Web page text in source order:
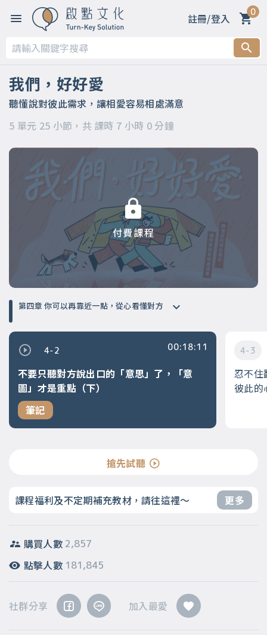
註冊/登入 0
我們，好好愛
聽懂說對彼此需求，讓相愛容易相處滿意
5 單元 25 小節，共 課時 7 小時 0 分鐘
付費課程
第一章 為何恆溫的愛情，那麼難？
第二章 最熟悉的陌生人？你真的認識他？認識自己嗎？
第三章 時間讓我們漸行漸遠，學會聆聽，就能日漸親近
第四章 你可以再靠近一點，從心看懂對方
第五章 懂對方，不代表要失去自己，讓你也被照顧
第四章 你可以再靠近一點，從心看懂對方
4-2
不要只聽對方說出口的「意思」了，「意
圖」才是重點（下）
筆記
00:18:11 4-3
忍不住
彼此的
搶先試聽
課程福利及不定期補充教材，請往這裡～ 更多
購買人數 2,857
點擊人數 181,845
社群分享 加入最愛